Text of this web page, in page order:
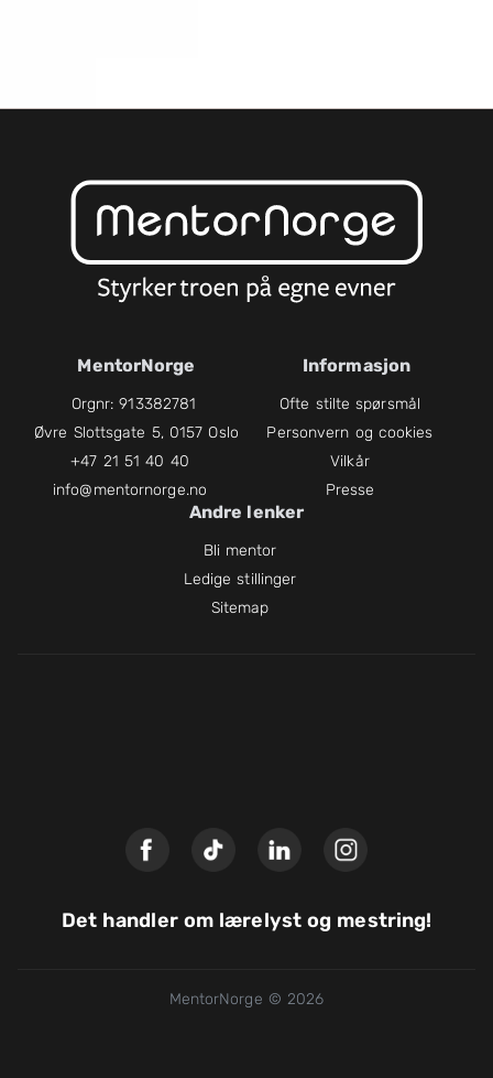
MentorNorge
Orgnr: 913382781
Øvre Slottsgate 5, 0157 Oslo
+47 21 51 40 40
info@mentornorge.no
Informasjon
Ofte stilte spørsmål
Personvern og cookies
Vilkår
Presse
Andre lenker
Bli mentor
Ledige stillinger
Sitemap
Det handler om lærelyst og mestring!
MentorNorge © 2026